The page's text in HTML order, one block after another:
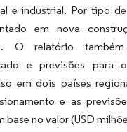
e industrial. Por tipo
em nova
O relatório
e previsões para
em dois países
e as
base no valor (USD